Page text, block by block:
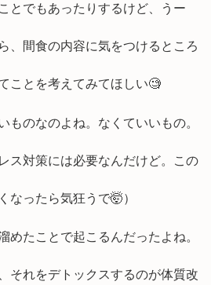
とでもあったりするけど、うー
、間食の内容に気をつけるところ
ことを考えてみてほしい🧐
ものなのよね。なくていいもの。
ス対策には必要なんだけど。この
なったら気狂うで🤯）
めたことで起こるんだったよね。
それをデトックスするのが体質改